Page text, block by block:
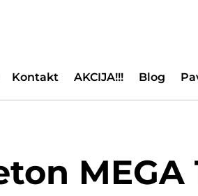
Kontakt AKCIJA!!! Blog
MEGA